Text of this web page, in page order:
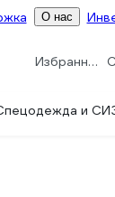
О нас
Избранное
и